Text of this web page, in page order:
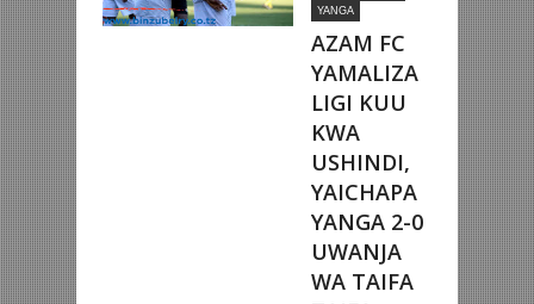
YANGA
AZAM FC
YAMALIZA
LIGI KUU
KWA
USHINDI,
YAICHAPA
YANGA 2-0
UWANJA
WA TAIFA